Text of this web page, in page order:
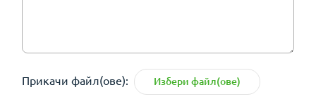
Прикачи файл(ове): Избери файл(ове)